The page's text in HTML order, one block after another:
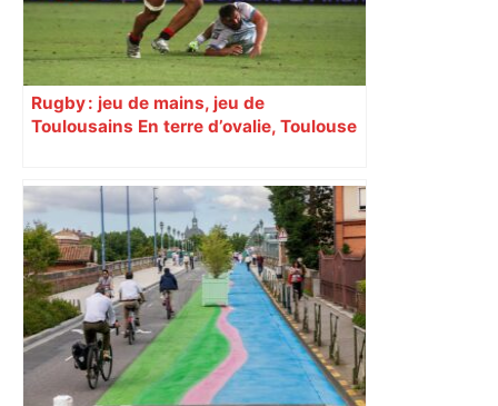
Rugby : jeu de mains, jeu de
Toulousains En terre d’ovalie, Toulouse
revendiquant surtout son art du jeu en
mouvement, vif et spectaculaire.
Décryptage. Série (4 / 10)